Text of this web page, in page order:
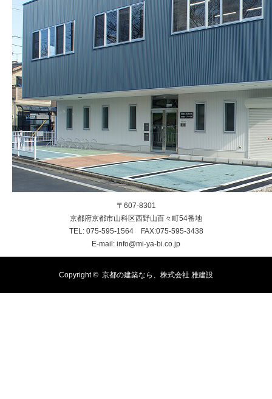
〒607-8301
京都府京都市山科区西野山百々町54番地
TEL: 075-595-1564 FAX:075-595-3438
E-mail: info@mi-ya-bi.co.jp
Copyright © 京都の建築なら、株式会社 雅建設